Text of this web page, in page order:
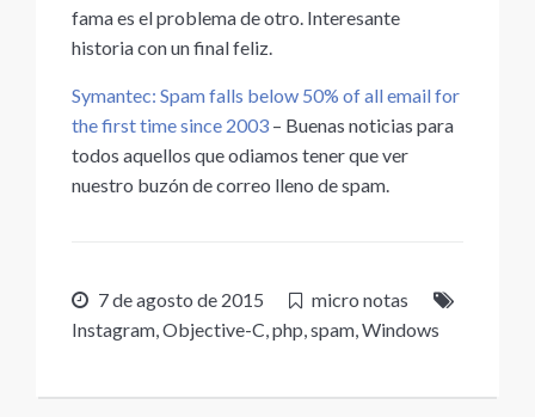
fama es el problema de otro. Interesante
historia con un final feliz.
Symantec: Spam falls below 50% of all email for
the first time since 2003 – Buenas noticias para
todos aquellos que odiamos tener que ver
nuestro buzón de correo lleno de spam.
7 de agosto de 2015
micro notas
Instagram,Objective-C,php,spam,Windows